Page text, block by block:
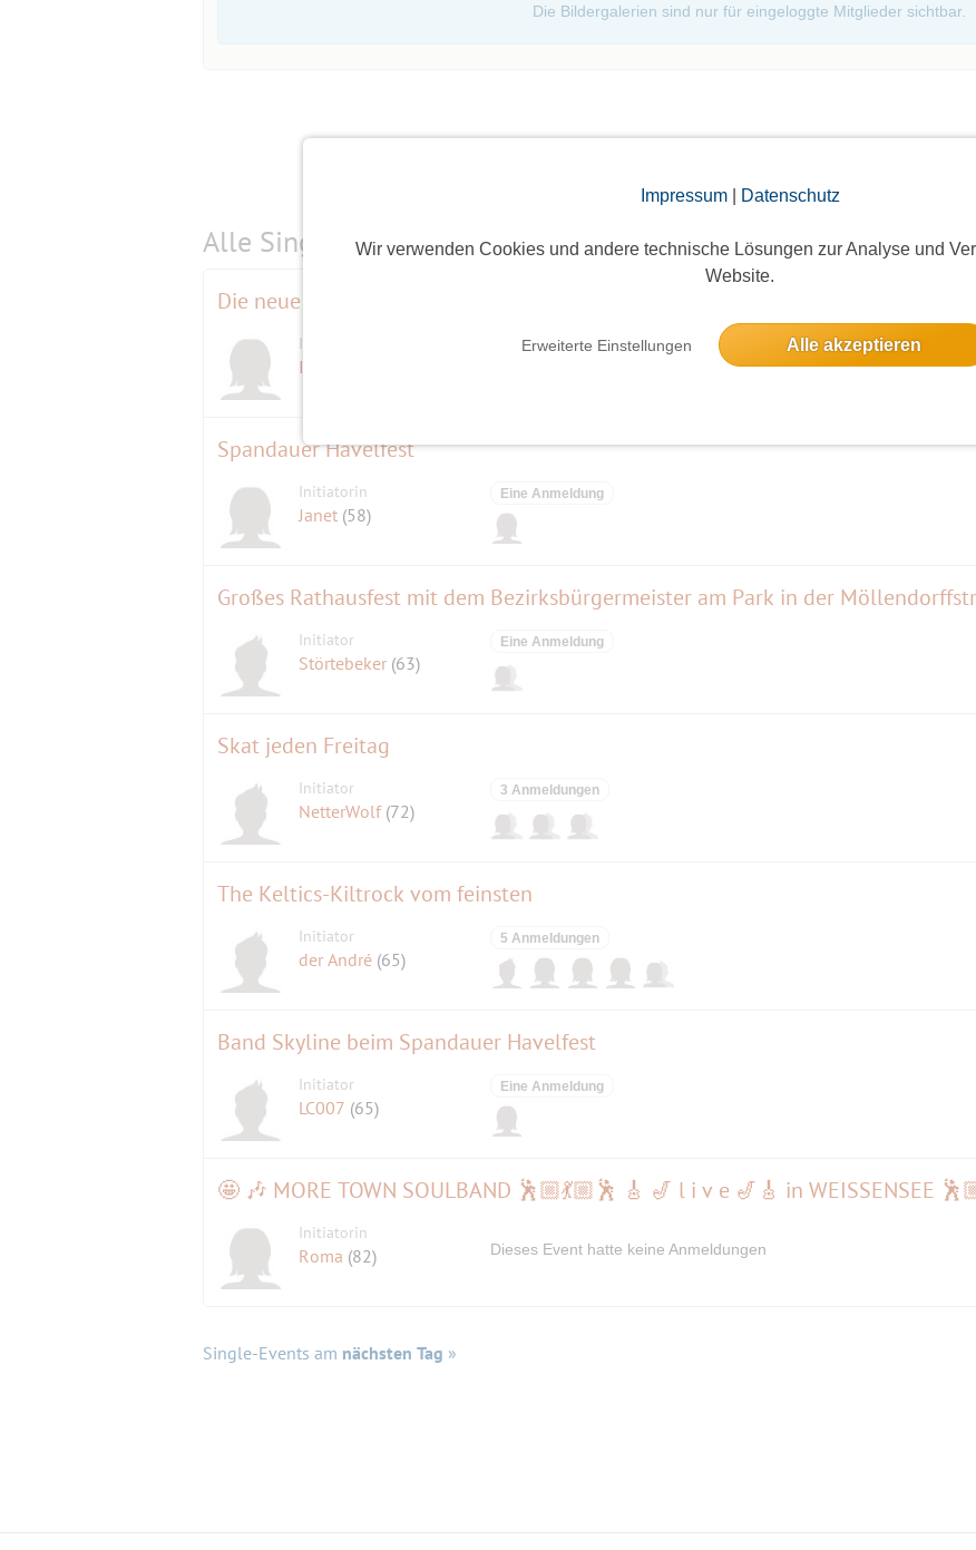
Impressum| Datenschutz
Wir verwenden Cookies und andere technische Lösungen zur Analyse und
Website.
Erweiterte Einstellungen Alle akzeptieren
Die Bildergalerien sind nur für eingeloggte Mitglieder sichtbar.
Alle Single-Events amselben Tag
Die neue City‑Tour 2 mit dem Schiff
Initiatorin
Ines
4 Anmeldungen
Spandauer Havelfest
Initiatorin
Janet (58)
Eine Anmeldung
Initiator
Störtebeker (63)
Eine Anmeldung
Skat jeden Freitag
Initiator
NetterWolf (72)
3 Anmeldungen
The Keltics-Kiltrock vom feinsten
Initiator
der André (65)
5 Anmeldungen
Band Skyline beim Spandauer Havelfest
Initiator
LC007 (65)
Eine Anmeldung
Initiatorin
Roma (82) Dieses Event hatte keine Anmeldungen
Single-Events am nächsten Tag »